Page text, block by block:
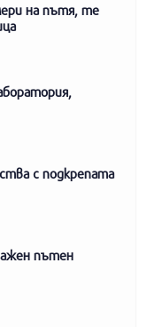
на пътя, те
с подкрепата
пътен